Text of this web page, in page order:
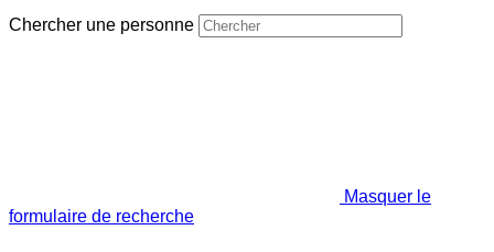
Chercher une personne
Masquer le
formulaire de recherche